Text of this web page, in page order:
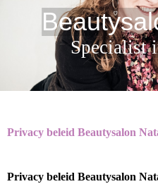
Specialist
Privacy beleid Beautysalon
Privacy beleid Beautysalon